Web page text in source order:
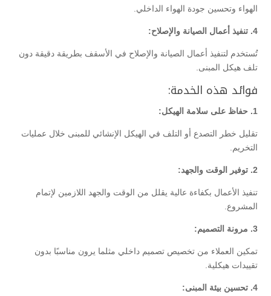
الهواء وتحسين جودة الهواء الداخلي.
4. تنفيذ أعمال الصيانة والإصلاح:
تُستخدم لتنفيذ أعمال الصيانة والإصلاح في الأسقف بطريقة دقيقة دون
تلف هيكل المبنى.
فوائد هذه الخدمة:
1. حفاظ على سلامة الهيكل:
تقليل خطر التصدع أو التلف في الهيكل الإنشائي للمبنى خلال عمليات
التخريم.
2. توفير الوقت والجهد:
تنفيذ الأعمال بكفاءة عالية يقلل من الوقت والجهد اللازمين لإتمام
المشروع.
3. مرونة التصميم:
تمكين العملاء من تخصيص تصميم داخلي مثلما يرون مناسبًا بدون
تقييدات هيكلية.
4. تحسين بيئة المبنى: